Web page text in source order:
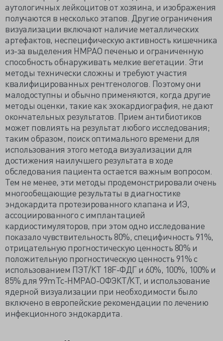
аутологичных лейкоцитов от хозяина, и изображения
получаются в несколько этапов. Другие ограничения
визуализации включают наличие металлических
артефактов, неспецифическую активность кишечника
из-за выделения HMPAO печенью и ограниченную
способность обнаруживать мелкие вегетации. Эти
методы технически сложны и требуют участия
квалифицированных рентгенологов. Поэтому они
малодоступны и обычно применяются, когда другие
методы оценки, такие как эхокардиография, не дают
окончательных результатов. Прием антибиотиков
может повлиять на результат любого исследования;
таким образом, поиск оптимального времени для
использования этого метода визуализации для
достижения наилучшего результата в ходе
обследования пациента остается важным вопросом.
Тем не менее, эти методы продемонстрировали очень
многообещающие результаты в диагностике
эндокардита протезированного клапана и ИЭ,
ассоциированного с имплантацией
кардиостимуляторов, при этом одно исследование
показало чувствительность 80%, специфичность 91%,
отрицательную прогностическую ценность 80% и
положительную прогностическую ценность 91% с
использованием ПЭТ/КТ 18F-ФДГ и 60%, 100%, 100% и
85% для 99mTc-HMPAO-ОФЭКТ/КТ, и использование
ядерной визуализации при необходимости было
включено в европейские рекомендации по лечению
инфекционного эндокардита.